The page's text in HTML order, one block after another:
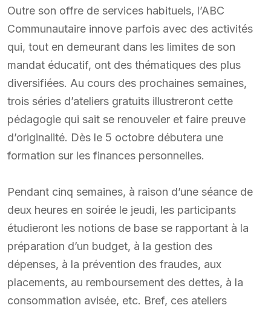
Outre son offre de services habituels, l’ABC
Communautaire innove parfois avec des activités
qui, tout en demeurant dans les limites de son
mandat éducatif, ont des thématiques des plus
diversifiées. Au cours des prochaines semaines,
trois séries d’ateliers gratuits illustreront cette
pédagogie qui sait se renouveler et faire preuve
d’originalité. Dès le 5 octobre débutera une
formation sur les finances personnelles.
Pendant cinq semaines, à raison d’une séance de
deux heures en soirée le jeudi, les participants
étudieront les notions de base se rapportant à la
préparation d’un budget, à la gestion des
dépenses, à la prévention des fraudes, aux
placements, au remboursement des dettes, à la
consommation avisée, etc. Bref, ces ateliers